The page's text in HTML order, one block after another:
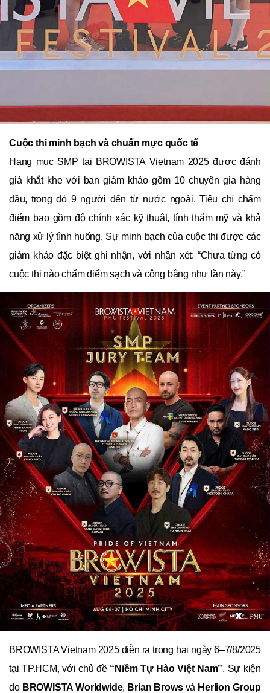
Cuộc thi minh bạch và chuẩn mực quốc tế
Hạng mục SMP tại BROWISTA Vietnam 2025 được đánh
giá khắt khe với ban giám khảo gồm 10 chuyên gia hàng
đầu, trong đó 9 người đến từ nước ngoài. Tiêu chí chấm
điểm bao gồm độ chính xác kỹ thuật, tính thẩm mỹ và khả
năng xử lý tình huống. Sự minh bạch của cuộc thi được các
giám khảo đặc biệt ghi nhận, với nhận xét: “Chưa từng có
cuộc thi nào chấm điểm sạch và công bằng như lần này.”
BROWISTA Vietnam 2025 diễn ra trong hai ngày 6–7/8/2025
tại TP.HCM, với chủ đề “Niềm Tự Hào Việt Nam”. Sự kiện
do BROWISTA Worldwide, Brian Browsvà Herlion Group